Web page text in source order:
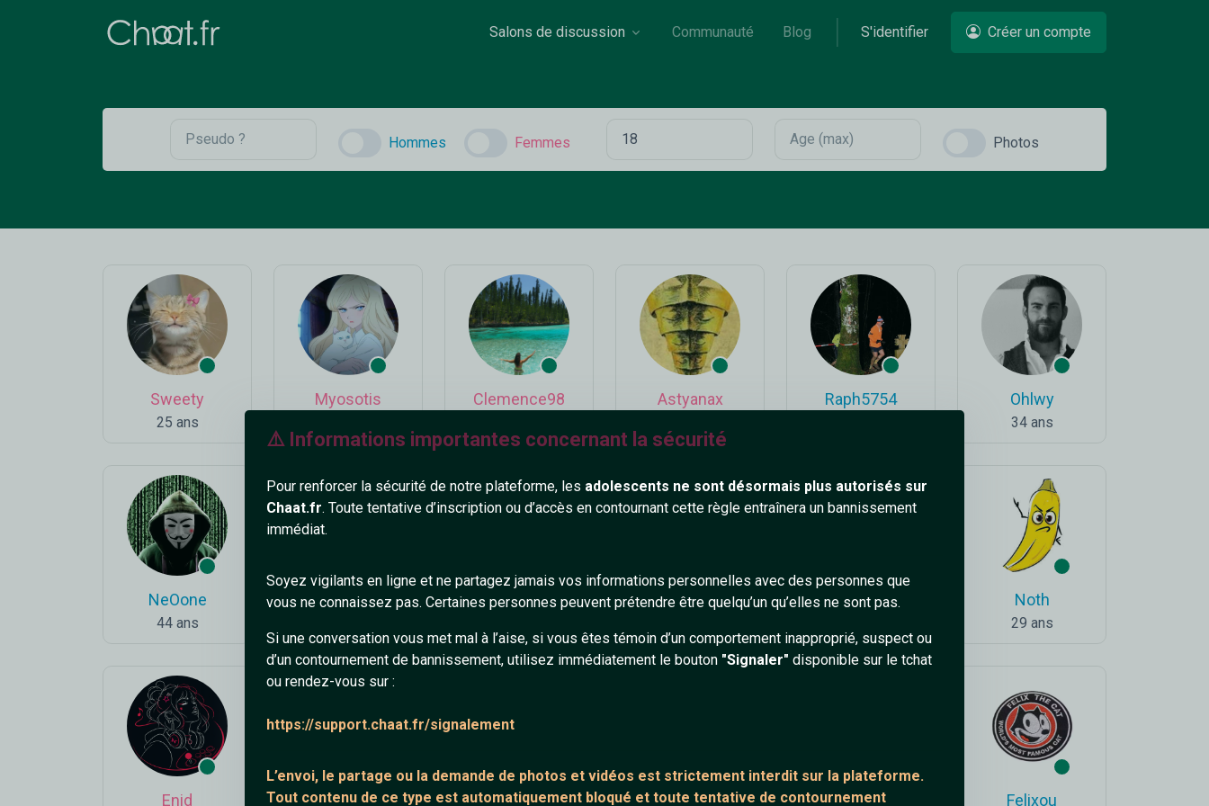
⚠️ Informations importantes concernant la sécurité
Pour renforcer la sécurité de notre plateforme, les adolescents ne sont désormais plus autorisés sur
Chaat.fr. Toute tentative d’inscription ou d’accès en contournant cette règle entraînera un bannissement
immédiat.
Soyez vigilants en ligne et ne partagez jamais vos informations personnelles avec des personnes que
vous ne connaissez pas. Certaines personnes peuvent prétendre être quelqu’un qu’elles ne sont pas.
Si une conversation vous met mal à l’aise, si vous êtes témoin d’un comportement inapproprié, suspect ou
d’un contournement de bannissement, utilisez immédiatement le bouton "Signaler" disponible sur le tchat
ou rendez-vous sur :
https://support.chaat.fr/signalement
L’envoi, le partage ou la demande de photos et vidéos est strictement interdit sur la plateforme.
Tout contenu de ce type est automatiquement bloqué et toute tentative de contournement
Salons de discussion Communauté Blog S'identifier Créer un compte
Hommes Femmes Photos
Sweety
25 ans
Myosotis Clemence98 Astyanax Raph5754 Ohlwy
34 ans
NeOone
44 ans
dodie Brubru62 Rebellion7 Mouh Noth
29 ans
Enid RebeuMassif189 Squash Alys22 _jimmy59_ Felixou